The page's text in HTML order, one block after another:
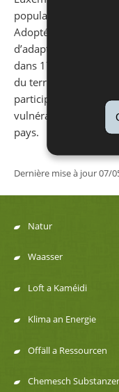
population, ses
Adoptée le 22 avril
d’adaptation
dans 17 domaines
du territoire. Elle
participative, et vise
vulnérabilités et
pays.
Dernière mise à jour07/
Menu
de
navigation
Natur
Waasser
Loft a Kaméidi
Klima an Energie
Offäll a Ressourcen
Chemesch